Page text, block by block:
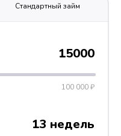
Стандартный займ
15000
100 000 ₽
13 недель